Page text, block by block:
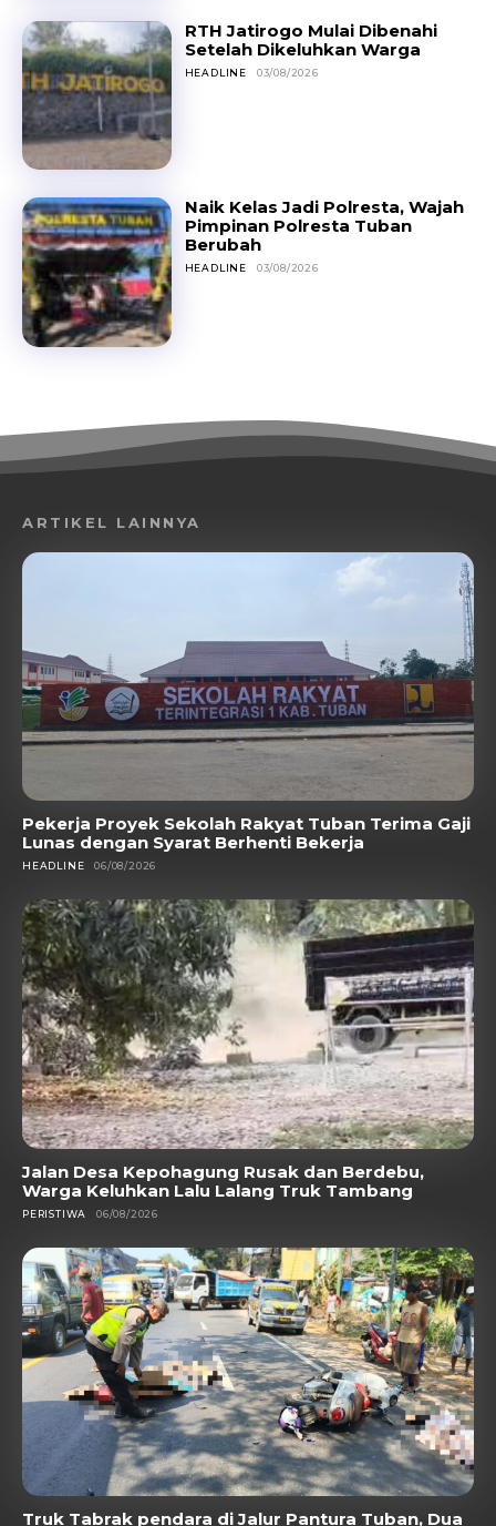
RTH Jatirogo Mulai Dibenahi
Setelah Dikeluhkan Warga
HEADLINE 03/08/2026
Naik Kelas Jadi Polresta, Wajah
Pimpinan Polresta Tuban
Berubah
HEADLINE 03/08/2026
ARTIKEL LAINNYA
Pekerja Proyek Sekolah Rakyat Tuban Terima Gaji
Lunas dengan Syarat Berhenti Bekerja
HEADLINE 06/08/2026
Jalan Desa Kepohagung Rusak dan Berdebu,
Warga Keluhkan Lalu Lalang Truk Tambang
PERISTIWA 06/08/2026
Truk Tabrak pendara di Jalur Pantura Tuban, Dua